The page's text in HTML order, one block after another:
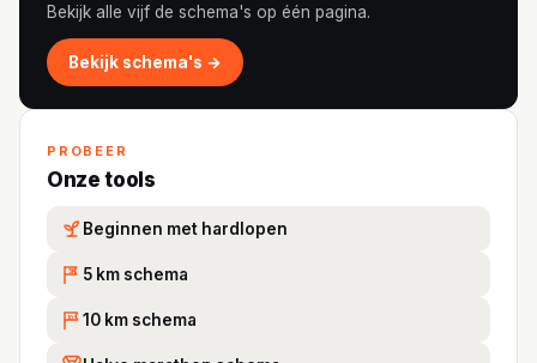
Bekijk alle vijf de schema's op één pagina.
Bekijk schema's →
PROBEER
Onze tools
Beginnen met hardlopen
5K 5 km schema
10 10 km schema